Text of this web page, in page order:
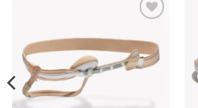
wishlist